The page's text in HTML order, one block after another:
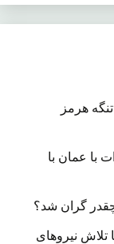
هرمز
با عمان با
با تلاش نیروهای